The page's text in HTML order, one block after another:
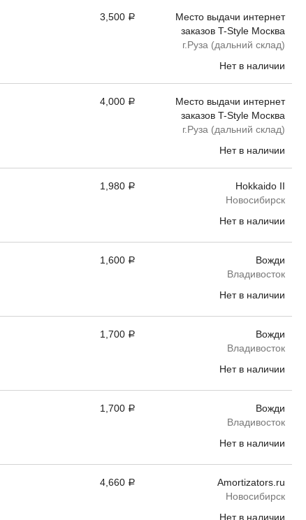
3,500 Р
Место выдачи интернет
заказов T-Style Москва
г.Руза (дальний склад)
Нет в наличии
4,000 Р
Место выдачи интернет
заказов T-Style Москва
г.Руза (дальний склад)
Нет в наличии
1,980 Р
Hokkaido II
Новосибирск
Нет в наличии
1,600 Р
Вожди
Владивосток
Нет в наличии
1,700 Р
Вожди
Владивосток
Нет в наличии
1,700 Р
Вожди
Владивосток
Нет в наличии
4,660 Р
Amortizators.ru
Новосибирск
Нет в наличии